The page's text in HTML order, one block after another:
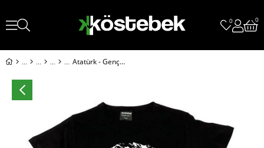
0 0
Atatürk - Gençliğe Hitabe Çocuk T-Shirt